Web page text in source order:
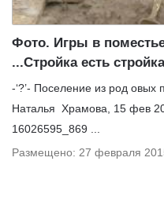
Фото. Игры в
...Стройка есть стройка
-‘?’- Поселение из род
Наталья Храмова, 15 фев
16026595_869 ...
Размещено: 27 февраля